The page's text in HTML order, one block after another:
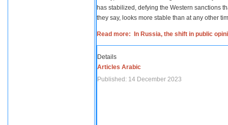
has stabilized, defying the Western sanctions
they say, looks more stable than at any other
Read more: In Russia, the shift in public
Details
Articles Arabic
Published: 14 December 2023